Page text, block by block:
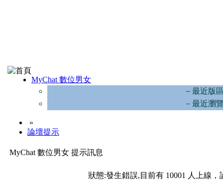
MyChat 數位男女
－最近版
－最近瀏
»
論壇提示
MyChat 數位男女 提示訊息
狀態:發生錯誤,目前有 10001 人上線